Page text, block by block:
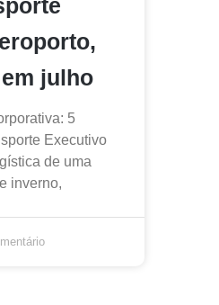
julho
5
Executivo
de uma
inverno,